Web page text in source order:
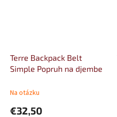
Terre Backpack Belt
Simple Popruh na djembe
Na otázku
€32,50